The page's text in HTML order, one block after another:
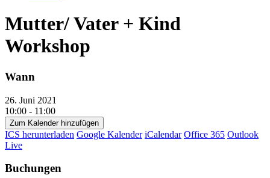
Mutter/ Vater + Kind
Workshop
Wann
26. Juni 2021
10:00 - 11:00
Zum Kalender hinzufügen
ICS herunterladen Google Kalender iCalendar Office 365 Outlook
Live
Buchungen